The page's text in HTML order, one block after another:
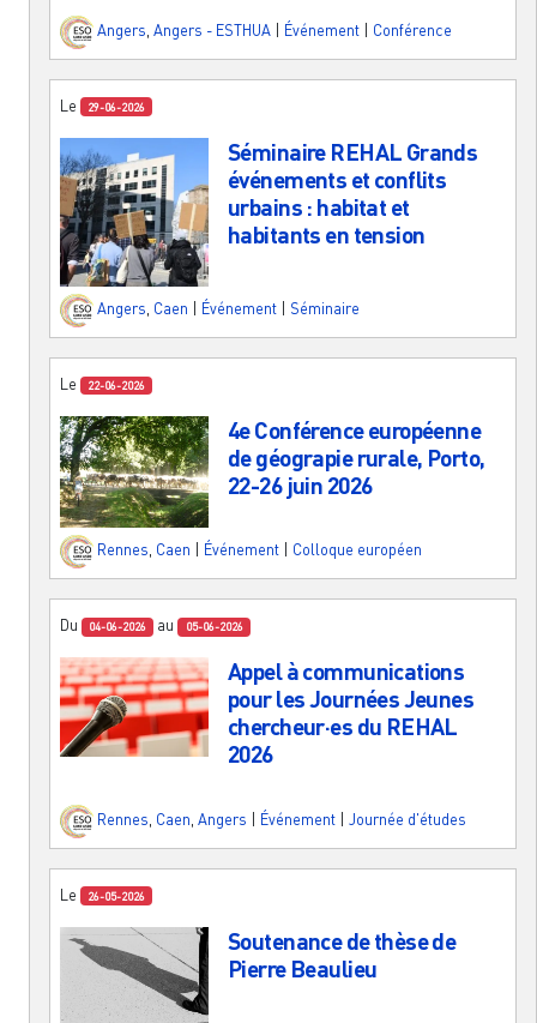
Angers Angers - ESTHUA Événement Conférence
Le 29-06-2026
Séminaire REHAL Grands
événements et conflits
urbains : habitat et
habitants en tension
Angers Caen Événement Séminaire
Le 22-06-2026
4e Conférence européenne
de géograpie rurale, Porto,
22-26 juin 2026
Rennes, Caen Événement Colloque européen
Du 04-06-2026 au 05-06-2026
Appel à communications
pour les Journées Jeunes
chercheur·es du REHAL
2026
Rennes Caen Angers Événement Journée d'études
Le 26-05-2026
Soutenance de thèse de
Pierre Beaulieu